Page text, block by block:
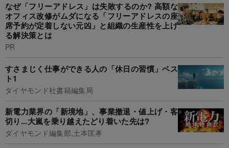
なぜ「フリーアドレス」は失敗するのか? 高額な
オフィス改修がムダになる「フリーアドレスの座
席予約が定着しない元凶」と組織の生産性を上げ
る解決策とは
PR
すさまじく仕事ができる人の「休日の習慣」ベス
ト1
ダイヤモンド社書籍編集局
新電力業界の「新境地」、事業撤退・値上げ・客
切り...大嵐を乗り越えたどり着いた先は?
ダイヤモンド編集部,土本匡孝